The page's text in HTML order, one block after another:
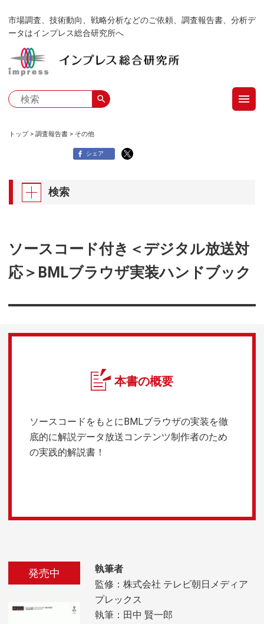
ン
ン
市場調査、技術動向、戦略分析などのご依頼、調査報告書、分析デ
ータはインプレス総合研究所へ
search menu
トップ 調査報告書 その他
シェア
検索
ソースコード付き＜デジタル放送対
応＞BMLブラウザ実装ハンドブック
本書の概要
ソースコードをもとにBMLブラウザの実装を徹
底的に解説データ放送コンテンツ制作者のため
の実践的解説書！
発売中
執筆者
監修：株式会社 テレビ朝日メディア
プレックス
執筆：田中 賢一郎